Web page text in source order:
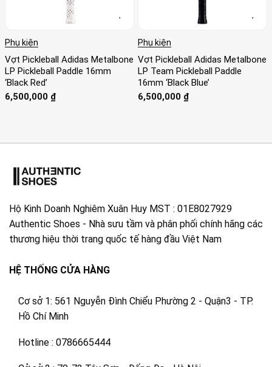
Phụ kiện
Vợt Pickleball Adidas Metalbone
LP Pickleball Paddle 16mm
‘Black Red’
6,500,000 ₫
Phụ kiện
Vợt Pickleball Adidas Metalbone
LP Team Pickleball Paddle
16mm ‘Black Blue’
6,500,000 ₫
Hộ Kinh Doanh Nghiêm Xuân Huy MST : 01E8027929
Authentic Shoes - Nhà sưu tầm và phân phối chính hãng các
thương hiệu thời trang quốc tế hàng đầu Việt Nam
HỆ THỐNG CỬA HÀNG
Cơ sở 1: 561 Nguyễn Đình Chiểu Phường 2 - Quận3 - TP.
Hồ Chí Minh
Hotline : 0786665444